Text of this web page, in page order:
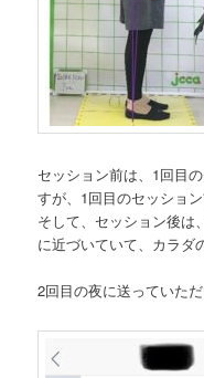
セッション前は、1回目
すが、1回目のセッショ
そして、セッション後は
に近づいていて、カラダ
2回目の夜に送っていただ